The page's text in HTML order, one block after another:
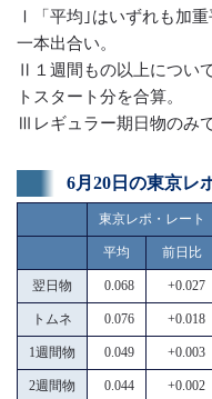
Ⅰ「平均｣はいずれも加
一本出合い。
Ⅱ１週間もの以上につい
トスタート分を合算。
Ⅲレギュラー期日物のみ
6月20日の東京レ
東京レポ・レート
平均 前日比
翌日物 0.068 +0.027
トムネ 0.076 +0.018
1週間物 0.049 +0.003
2週間物 0.044 +0.002